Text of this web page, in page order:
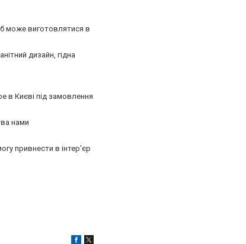
може виготовлятися в
дизайн, гідна
в Києві під замовлення
нами
привнести в інтер'єр